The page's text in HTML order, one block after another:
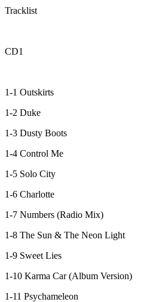
Tracklist
CD1
1-1 Outskirts
1-2 Duke
1-3 Dusty Boots
1-4 Control Me
1-5 Solo City
1-6 Charlotte
1-7 Numbers (Radio Mix)
1-8 The Sun & The Neon Light
1-9 Sweet Lies
1-10 Karma Car (Album Version)
1-11 Psychameleon